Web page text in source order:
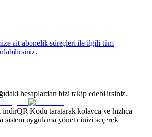
ait abonelik süreçleri ile ilgili tüm
hesaplardan bizi takip edebilirsiniz.
indirQR Kodu taratarak kolayca ve hızlıca
sistem uygulama yöneticinizi seçerek